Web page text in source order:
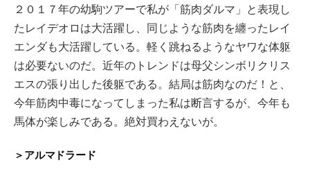
２０１７年の幼駒ツアーで私が「筋肉ダルマ」と表現し
たレイデオロは大活躍し、同じような筋肉を纏ったレイ
エンダも大活躍している。軽く跳ねるようなヤワな体躯
は必要ないのだ。近年のトレンドは母父シンボリクリス
エスの張り出した後躯である。結局は筋肉なのだ！と、
今年筋肉中毒になってしまった私は断言するが、今年も
馬体が楽しみである。絶対買わえないが。
＞アルマドラード